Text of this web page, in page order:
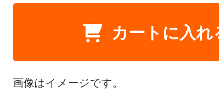
カートに入れ
画像はイメージです。